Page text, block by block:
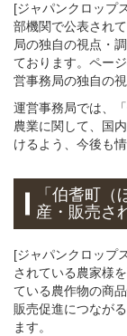
[ジャパンクロップ
部機関で公表され
局の独自の視点・
ております。ペー
営事務局の独自の
運営事務局では、
農業に関して、国
けるよう、今後も
「伯耆町
産・販売さ
[ジャパンクロップ
されている農家様
ている農作物の商
販売促進につなが
ます。